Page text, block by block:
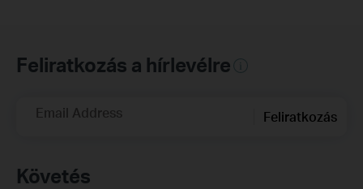
Feliratkozás a hírlevélre
Email Address Feliratkozás
Követés